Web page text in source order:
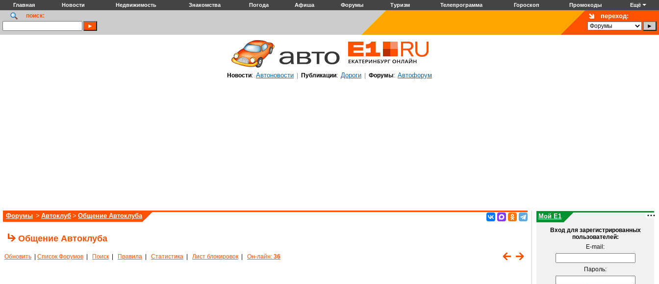
Главная Новости Недвижимость Знакомства Погода Афиша Форумы Туризм Телепрограмма Гороскоп Промокоды Ещё
поиск: переход:
Новости: Автоновости Публикации: Дороги Форумы: Автофорум
Форумы > Автоклуб > Общение Автоклуба
Общение Автоклуба
Обновить Список Форумов Поиск Правила Статистика Лист блокировок Он-лайн: 36
Мой E1
Вход для зарегистрированных
пользователей:
E-mail:
Пароль: